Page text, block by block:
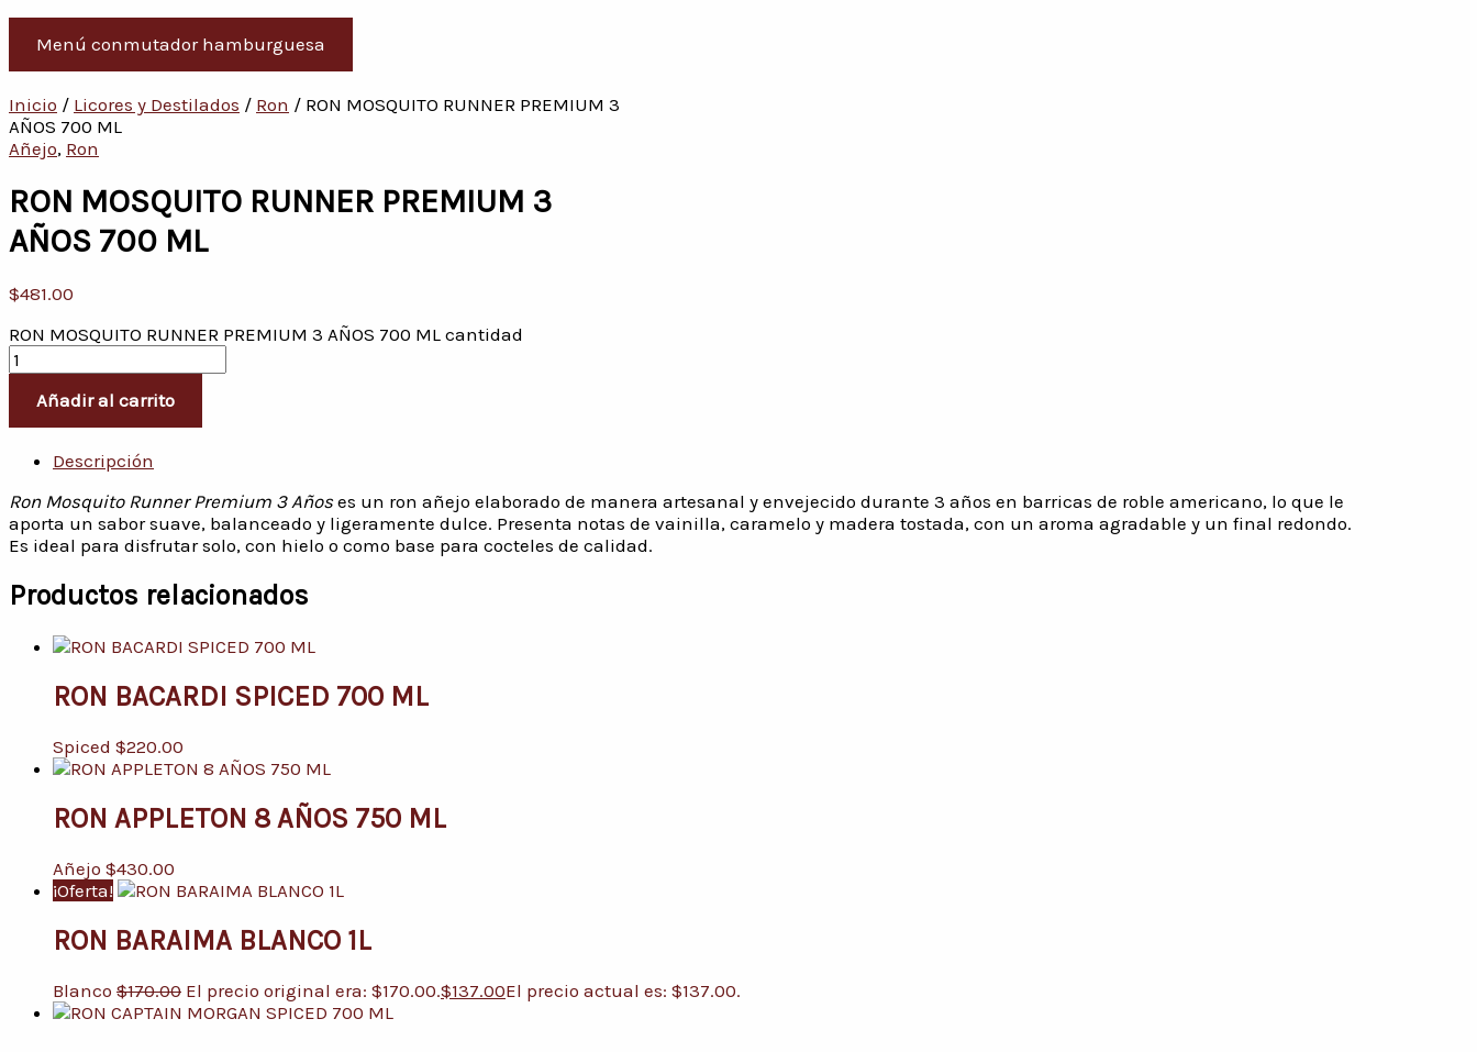
Menú conmutador hamburguesa
Inicio / Licores y Destilados / Ron / RON MOSQUITO RUNNER PREMIUM 3
AÑOS 700 ML
Añejo, Ron
RON MOSQUITO RUNNER PREMIUM 3
AÑOS 700 ML
$481.00
RON MOSQUITO RUNNER PREMIUM 3 AÑOS 700 ML cantidad
Añadir al carrito
Descripción
Ron Mosquito Runner Premium 3 Añoses un ron añejo elaborado de manera artesanal y envejecido durante 3 años en barricas de roble americano, lo que le
aporta un sabor suave, balanceado y ligeramente dulce. Presenta notas de vainilla, caramelo y madera tostada, con un aroma agradable y un final redondo.
Es ideal para disfrutar solo, con hielo o como base para cocteles de calidad.
Productos relacionados
RON BACARDI SPICED 700 ML
Spiced $220.00
RON APPLETON 8 AÑOS 750 ML
Añejo $430.00
¡Oferta!
RON BARAIMA BLANCO 1L
Blanco $170.00 El precio original era: $170.00.$137.00El precio actual es: $137.00.